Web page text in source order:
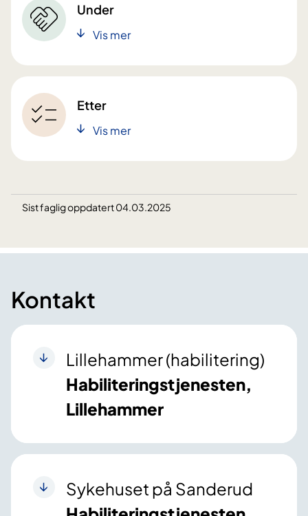
Under
Vis mer
Etter
Vis mer
Sist faglig oppdatert 04.03.2025
Kontakt
Lillehammer (habilitering)
Habiliteringstjenesten,
Lillehammer
Sykehuset på Sanderud